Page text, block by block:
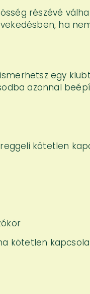
részévé
ha
egy
azonnal
reggeli kötetlen
kötetlen